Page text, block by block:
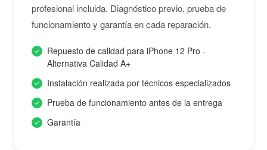
profesional incluida. Diagnóstico previo, prueba de
funcionamiento y garantía en cada reparación.
Repuesto de calidad para iPhone 12 Pro -
Alternativa Calidad A+
Instalación realizada por técnicos especializados
Prueba de funcionamiento antes de la entrega
Garantía